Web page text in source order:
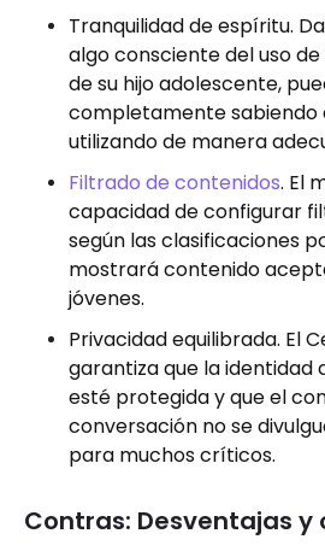
Tranquilidad de espíritu.
algo consciente del uso
de su hijo adolescente,
completamente sabiendo
utilizando de manera
Filtrado de contenidos. El
capacidad de configurar
según las clasificaciones
mostrará contenido
jóvenes.
Privacidad equilibrada. El
garantiza que la
esté protegida y que el
conversación no se
para muchos críticos.
Contras: Desventajas